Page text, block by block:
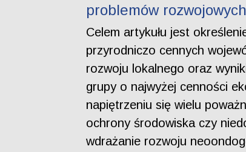
problemów
Celem artykułu jest
przyrodniczo cennych
rozwoju lokalnego oraz
grupy o najwyżej cenności
napiętrzeniu się wielu
ochrony środowiska czy
wdrażanie rozwoju